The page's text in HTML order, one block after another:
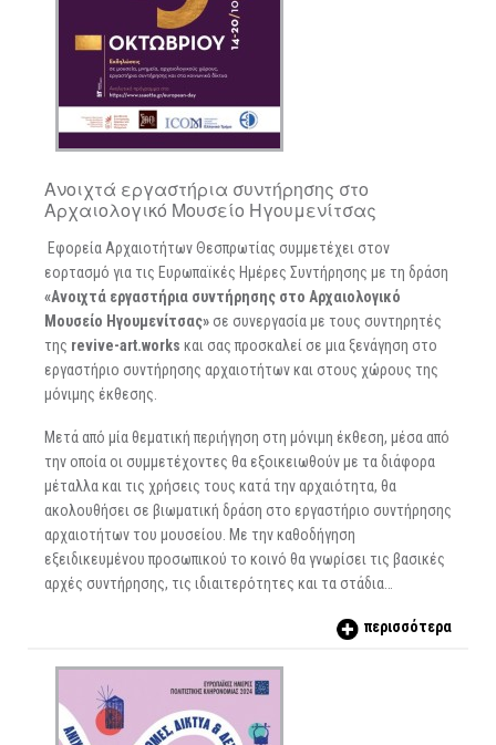
Ανοιχτά εργαστήρια συντήρησης στο
Αρχαιολογικό Μουσείο Ηγουμενίτσας
Εφορεία Αρχαιοτήτων Θεσπρωτίας συμμετέχει στον
εορτασμό για τις Ευρωπαϊκές Ημέρες Συντήρησης με τη δράση
«Ανοιχτά εργαστήρια συντήρησης στο Αρχαιολογικό
Μουσείο Ηγουμενίτσας» σε συνεργασία με τους συντηρητές
της revive-art.works και σας προσκαλεί σε μια ξενάγηση στο
εργαστήριο συντήρησης αρχαιοτήτων και στους χώρους της
μόνιμης έκθεσης.
Μετά από μία θεματική περιήγηση στη μόνιμη έκθεση, μέσα από
την οποία οι συμμετέχοντες θα εξοικειωθούν με τα διάφορα
μέταλλα και τις χρήσεις τους κατά την αρχαιότητα, θα
ακολουθήσει σε βιωματική δράση στο εργαστήριο συντήρησης
αρχαιοτήτων του μουσείου. Με την καθοδήγηση
εξειδικευμένου προσωπικού το κοινό θα γνωρίσει τις βασικές
αρχές συντήρησης, τις ιδιαιτερότητες και τα στάδια…
περισσότερα